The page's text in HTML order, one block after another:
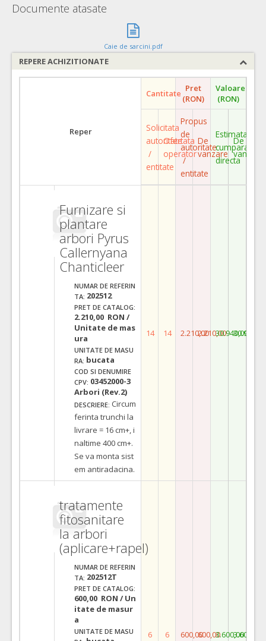
Documente atasate
Caie de sarcini.pdf
REPERE ACHIZITIONATE
Reper
Cantitate Pret
(RON)
Valoare
(RON)
Solicitata
autoritate
/
entitate
Ofertata
operator
Propus
de
autoritate
/
entitate
De
vanzare
Estimata
cumparare
directa
De
vanzare
Furnizare si
plantare
arbori Pyrus
Callernyana
Chanticleer
NUMAR DE REFERIN
TA: 202512
PRET DE CATALOG:
2.210,00 RON /
Unitate de mas
ura
UNITATE DE MASU
RA: bucata
COD SI DENUMIRE
CPV: 03452000-3
Arbori (Rev.2)
DESCRIERE: Circum
ferinta trunchi la
livrare = 16 cm+, i
naltime 400 cm+.
Se va monta sist
em antiradacina.
14 14 2.210,002.210,0030.940,00
tratamente
fitosanitare
la arbori
(aplicare+rapel)
NUMAR DE REFERIN
TA: 202512T
PRET DE CATALOG:
600,00 RON / Un
itate de masur
a
UNITATE DE MASU
6 6 600,00600,003.600,003.600,00